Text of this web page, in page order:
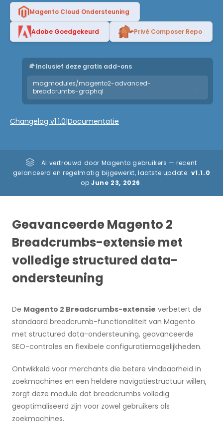
Magento Cloud Ondersteuning
Adobe Goedgekeurd Privé Composer Repo
Inclusief deze gratis add-ons
magmodules/magento2-advanced-
breadcrumbs-graphql
...
Changelog v1.1.0|Documentatie
Al vertrouwd door Magento gebruikers — recent
gelanceerd en regelmatig bijgewerkt, laatste update: v1.1.0
opJune 23, 2026.
Geavanceerde Magento 2
Breadcrumbs-extensie met
volledige structured data-
ondersteuning
De Magento 2 Breadcrumbs-extensie verbetert de
standaard breadcrumb-functionaliteit van Magento
met structured data-ondersteuning, geavanceerde
SEO-controles en flexibele configuratiemogelijkheden.
Ontwikkeld voor merchants die betere vindbaarheid in
zoekmachines en een heldere navigatiestructuur willen,
zorgt deze module dat breadcrumbs volledig
geoptimaliseerd zijn voor zowel gebruikers als
zoekmachines.